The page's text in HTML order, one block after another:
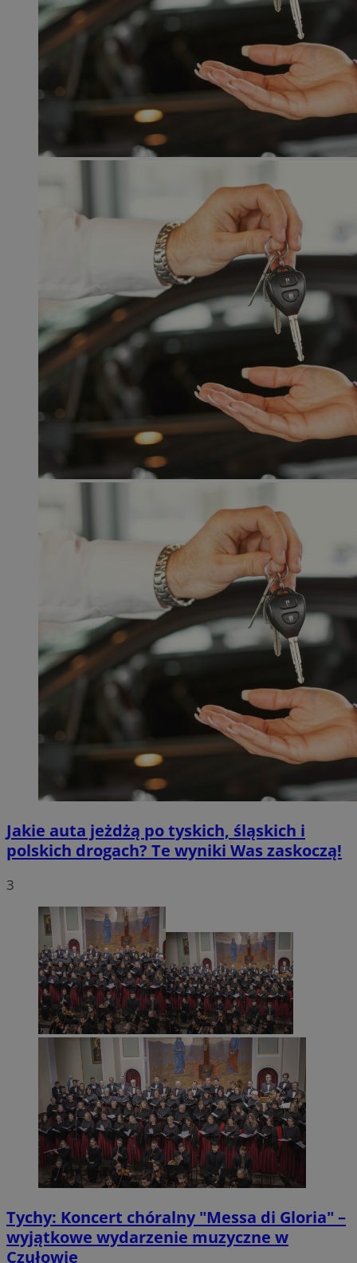
Jakie auta jeżdżą po tyskich, śląskich i
polskich drogach? Te wyniki Was zaskoczą!
3
Tychy: Koncert chóralny "Messa di Gloria" –
wyjątkowe wydarzenie muzyczne w
Czułowie